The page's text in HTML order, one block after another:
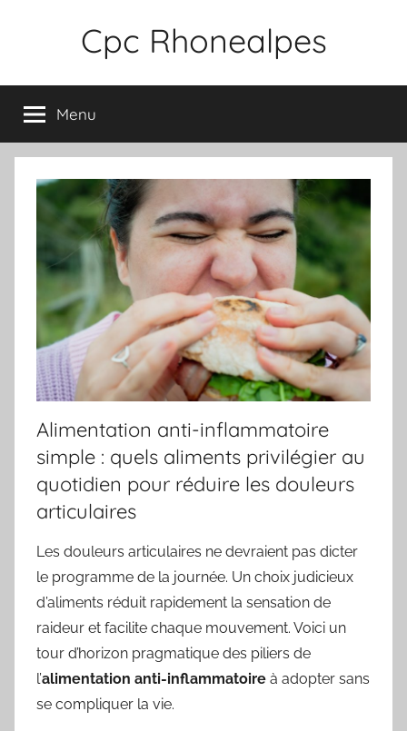
Cpc Rhonealpes
Menu
Alimentation anti-inflammatoire
simple : quels aliments privilégier au
quotidien pour réduire les douleurs
articulaires
Les douleurs articulaires ne devraient pas dicter
le programme de la journée. Un choix judicieux
d’aliments réduit rapidement la sensation de
raideur et facilite chaque mouvement. Voici un
tour d’horizon pragmatique des piliers de
l’alimentation anti-inflammatoire à adopter sans
se compliquer la vie.